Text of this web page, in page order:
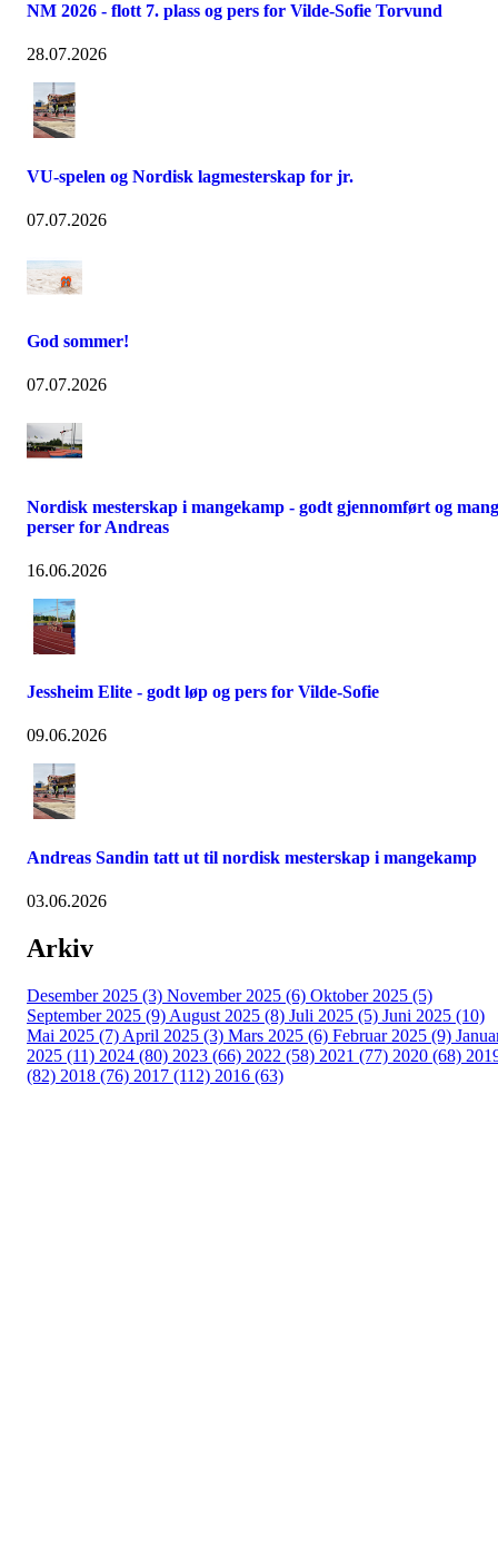
NM 2026 - flott 7. plass og pers for Vilde-Sofie Torvund
28.07.2026
VU-spelen og Nordisk lagmesterskap for jr.
07.07.2026
God sommer!
07.07.2026
Nordisk mesterskap i mangekamp - godt gjennomført og
perser for Andreas
16.06.2026
Jessheim Elite - godt løp og pers for Vilde-Sofie
09.06.2026
Andreas Sandin tatt ut til nordisk mesterskap i mangekamp
03.06.2026
Arkiv
Desember 2025 (3) November 2025 (6) Oktober 2025 (5)
September 2025 (9) August 2025 (8) Juli 2025 (5) Juni 2025 (10)
Mai 2025 (7) April 2025 (3) Mars 2025 (6) Februar 2025 (9)
2025 (11) 2024 (80) 2023 (66) 2022 (58) 2021 (77) 2020 (68)
(82) 2018 (76) 2017 (112) 2016 (63)